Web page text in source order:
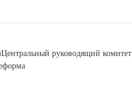
Центральный руководящий комитет